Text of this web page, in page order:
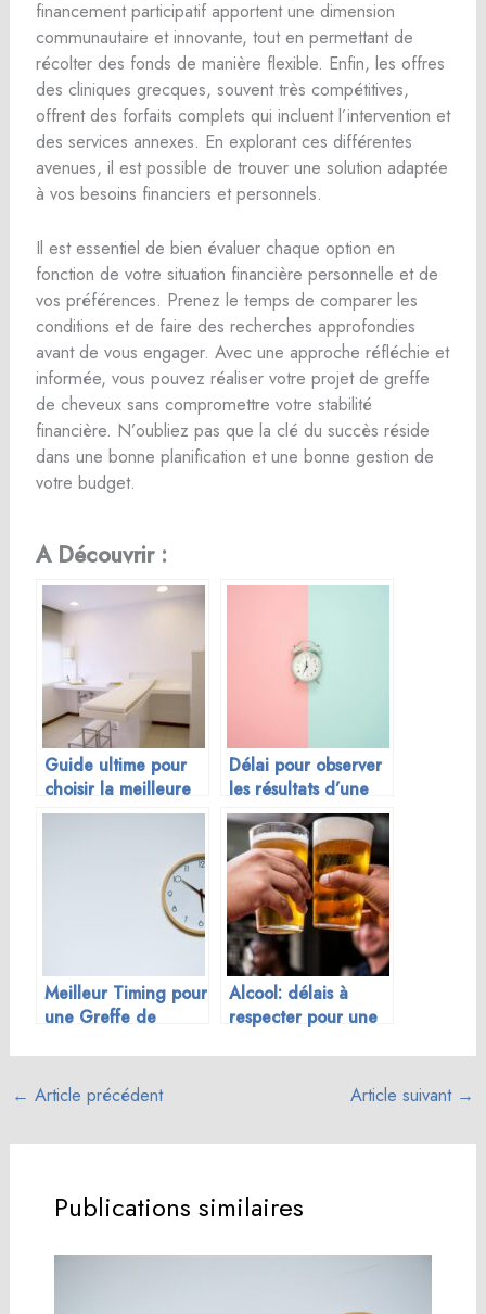
financement participatif apportent une dimension
communautaire et innovante, tout en permettant de
récolter des fonds de manière flexible. Enfin, les offres
des cliniques grecques, souvent très compétitives,
offrent des forfaits complets qui incluent l’intervention et
des services annexes. En explorant ces différentes
avenues, il est possible de trouver une solution adaptée
à vos besoins financiers et personnels.
Il est essentiel de bien évaluer chaque option en
fonction de votre situation financière personnelle et de
vos préférences. Prenez le temps de comparer les
conditions et de faire des recherches approfondies
avant de vous engager. Avec une approche réfléchie et
informée, vous pouvez réaliser votre projet de greffe
de cheveux sans compromettre votre stabilité
financière. N’oubliez pas que la clé du succès réside
dans une bonne planification et une bonne gestion de
votre budget.
A Découvrir :
Guide ultime pour
choisir la meilleure
clinique de greffe
Délai pour observer
les résultats d’une
greffe cheveux à
Athènes
Meilleur Timing pour
une Greffe de
Alcool: délais à
respecter pour une
greffe de cheveux
← Article précédent Article suivant →
Publications similaires